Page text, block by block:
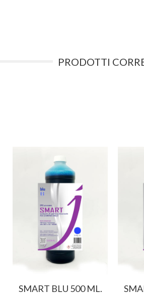
PRODOTTI
SMART BLU 500 ML.